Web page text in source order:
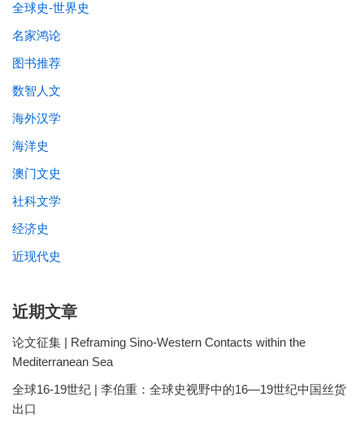
全球史-世界史
名家鸿论
图书推荐
数智人文
海外汉学
海洋史
澳门文史
社科文学
经济史
近现代史
近期文章
论文征集 | Reframing Sino-Western Contacts within the
Mediterranean Sea
全球16-19世纪 | 李伯重：全球史视野中的16—19世纪中国丝货
出口